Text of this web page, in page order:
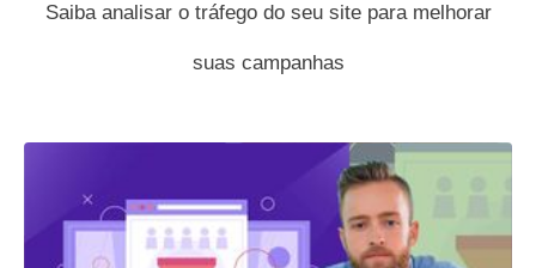
Saiba analisar o tráfego do seu site para melhorar
suas campanhas